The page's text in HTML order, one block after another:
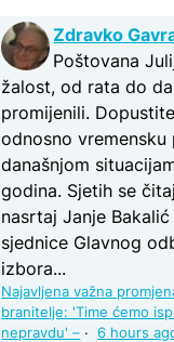
Zdravko
Poštovana
žalost, od rata do
promijenili.
odnosno vremensku
današnjom
godina. Sjetih se
nasrtaj Janje
sjednice Glavnog
izbora...
Najavljena važna
branitelje: 'Time ćemo
nepravdu' – ·6 hours